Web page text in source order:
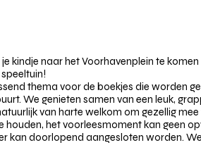
kindje naar het Voorhavenplein te
thema voor de boekjes die worden
We genieten samen van een leuk,
van harte welkom om gezellig
houden, het voorleesmoment kan geen
kan doorlopend aangesloten worden.